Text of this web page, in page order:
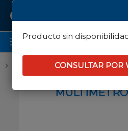
Producto sin
CONSULTAR POR
Código: A830L